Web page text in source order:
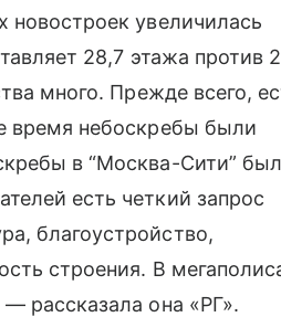
новостроек увеличилась
28,7 этажа против
много. Прежде всего,
время небоскребы были
в “Москва-Сити”
есть четкий запрос
благоустройство,
строения. В
рассказала она «РГ».